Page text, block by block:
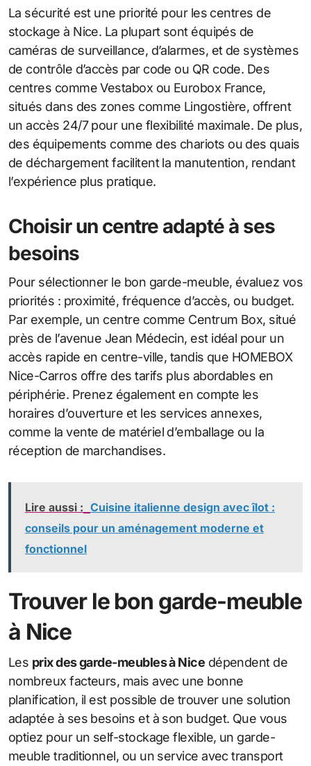
La sécurité est une priorité pour les centres de
stockage à Nice. La plupart sont équipés de
caméras de surveillance, d’alarmes, et de systèmes
de contrôle d’accès par code ou QR code. Des
centres comme Vestabox ou Eurobox France,
situés dans des zones comme Lingostière, offrent
un accès 24/7 pour une flexibilité maximale. De plus,
des équipements comme des chariots ou des quais
de déchargement facilitent la manutention, rendant
l’expérience plus pratique.
Choisir un centre adapté à ses
besoins
Pour sélectionner le bon garde-meuble, évaluez vos
priorités : proximité, fréquence d’accès, ou budget.
Par exemple, un centre comme Centrum Box, situé
près de l’avenue Jean Médecin, est idéal pour un
accès rapide en centre-ville, tandis que HOMEBOX
Nice-Carros offre des tarifs plus abordables en
périphérie. Prenez également en compte les
horaires d’ouverture et les services annexes,
comme la vente de matériel d’emballage ou la
réception de marchandises.
Lire aussi : Cuisine italienne design avec îlot :
conseils pour un aménagement moderne et
fonctionnel
Trouver le bon garde-meuble
à Nice
Les prix des garde-meubles à Nice dépendent de
nombreux facteurs, mais avec une bonne
planification, il est possible de trouver une solution
adaptée à ses besoins et à son budget. Que vous
optiez pour un self-stockage flexible, un garde-
meuble traditionnel, ou un service avec transport